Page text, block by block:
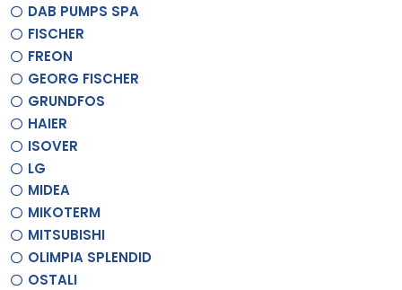
DAB PUMPS SPA
FISCHER
FREON
GEORG FISCHER
GRUNDFOS
HAIER
ISOVER
LG
MIDEA
MIKOTERM
MITSUBISHI
OLIMPIA SPLENDID
OSTALI